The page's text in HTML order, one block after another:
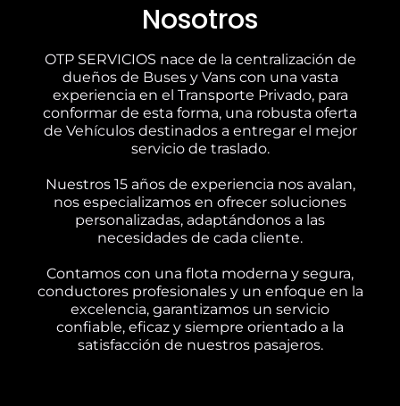
Nosotros
OTP SERVICIOS nace de la centralización de
dueños de Buses y Vans con una vasta
experiencia en el Transporte Privado, para
conformar de esta forma, una robusta oferta
de Vehículos destinados a entregar el mejor
servicio de traslado.
Nuestros 15 años de experiencia nos avalan,
nos especializamos en ofrecer soluciones
personalizadas, adaptándonos a las
necesidades de cada cliente.
Contamos con una flota moderna y segura,
conductores profesionales y un enfoque en la
excelencia, garantizamos un servicio
confiable, eficaz y siempre orientado a la
satisfacción de nuestros pasajeros.